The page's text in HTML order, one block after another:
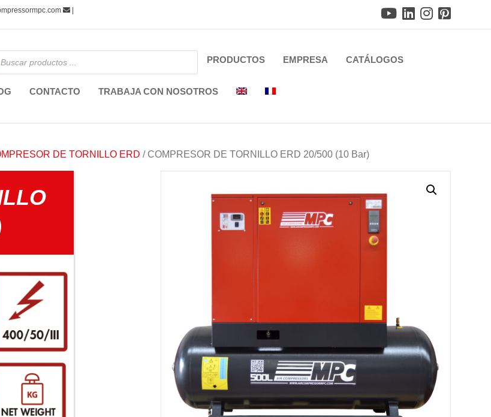
PRODUCTOS EMPRESA CATÁLOGOS
CONTACTO TRABAJA CON NOSOTROS
DE TORNILLO ERD / COMPRESOR DE TORNILLO ERD 20/500 (10 Bar)